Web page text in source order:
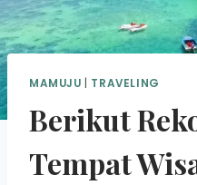
MAMUJU | TRAVELING
Berikut
Tempat